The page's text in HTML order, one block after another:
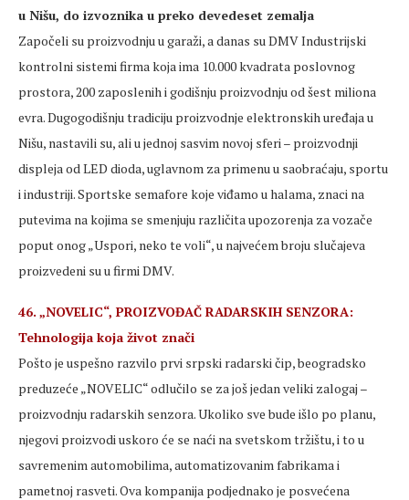
u Nišu, do izvoznika u preko devedeset zemalja
Započeli su proizvodnju u garaži, a danas su DMV Industrijski
kontrolni sistemi firma koja ima 10.000 kvadrata poslovnog
prostora, 200 zaposlenih i godišnju proizvodnju od šest miliona
evra. Dugogodišnju tradiciju proizvodnje elektronskih uređaja u
Nišu, nastavili su, ali u jednoj sasvim novoj sferi – proizvodnji
displeja od LED dioda, uglavnom za primenu u saobraćaju, sportu
i industriji. Sportske semafore koje viđamo u halama, znaci na
putevima na kojima se smenjuju različita upozorenja za vozače
poput onog „Uspori, neko te voli“, u najvećem broju slučajeva
proizvedeni su u firmi DMV.
46. „NOVELIC“, PROIZVOĐAČ RADARSKIH SENZORA:
Tehnologija koja život znači
Pošto je uspešno razvilo prvi srpski radarski čip, beogradsko
preduzeće „NOVELIC“ odlučilo se za još jedan veliki zalogaj –
proizvodnju radarskih senzora. Ukoliko sve bude išlo po planu,
njegovi proizvodi uskoro će se naći na svetskom tržištu, i to u
savremenim automobilima, automatizovanim fabrikama i
pametnoj rasveti. Ova kompanija podjednako je posvećena